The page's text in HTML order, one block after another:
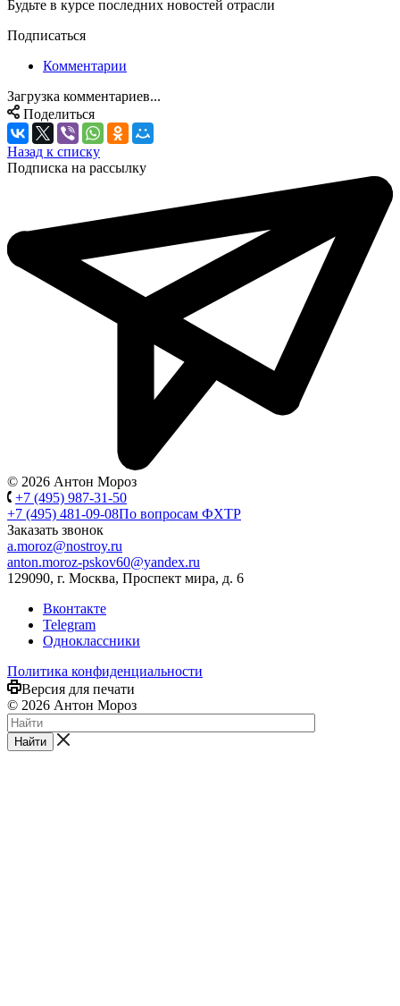
Будьте в курсе последних новостей отрасли
Подписаться
Комментарии
Загрузка комментариев...
Поделиться
Назад к списку
Подписка на рассылку
© 2026 Антон Мороз
+7 (495) 987-31-50
+7 (495) 481-09-08По вопросам ФХТР
Заказать звонок
a.moroz@nostroy.ru
anton.moroz-pskov60@yandex.ru
129090, г. Москва, Проспект мира, д. 6
Вконтакте
Telegram
Одноклассники
Политика конфиденциальности
Версия для печати
© 2026 Антон Мороз
Найти